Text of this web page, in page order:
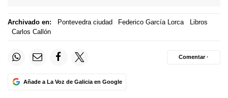
Archivado en: Pontevedra ciudad Federico García Lorca
Libros
Carlos Callón
Añade a La Voz de Galicia en Google
Comentar ·